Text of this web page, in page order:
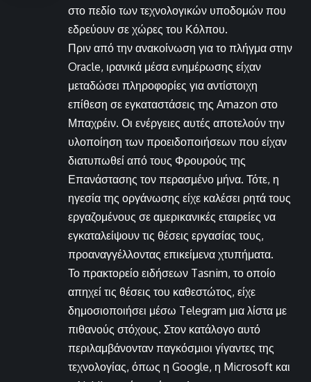
στο πεδίο των τεχνολογικών υποδομών που
εδρεύουν σε χώρες του Κόλπου.
Πριν από την ανακοίνωση για το πλήγμα στην
Oracle, ιρανικά μέσα ενημέρωσης είχαν
μεταδώσει πληροφορίες για αντίστοιχη
επίθεση σε εγκαταστάσεις της Amazon στο
Μπαχρέιν. Οι ενέργειες αυτές αποτελούν την
υλοποίηση των προειδοποιήσεων που είχαν
διατυπωθεί από τους Φρουρούς της
Επανάστασης τον περασμένο μήνα. Τότε, η
ηγεσία της οργάνωσης είχε καλέσει ρητά τους
εργαζομένους σε αμερικανικές εταιρείες να
εγκαταλείψουν τις θέσεις εργασίας τους,
προαναγγέλλοντας επικείμενα χτυπήματα.
Το πρακτορείο ειδήσεων Tasnim, το οποίο
απηχεί τις θέσεις του καθεστώτος, είχε
δημοσιοποιήσει μέσω Telegram μια λίστα με
πιθανούς στόχους. Στον κατάλογο αυτό
περιλαμβάνονταν παγκόσμιοι γίγαντες της
τεχνολογίας, όπως η Google, η Microsoft και